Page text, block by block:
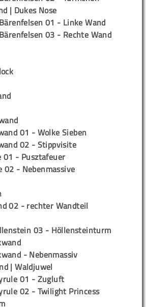
| Dukes Nose
01 - Linke Wand
03 - Rechte Wand
01 - Wolke Sieben
02 - Stippvisite
01 - Pusztafeuer
02 - Nebenmassive
02 - rechter Wandteil
03 - Höllensteinturm
- Nebenmassiv
| Waldjuwel
01 - Zugluft
02 - Twilight Princess